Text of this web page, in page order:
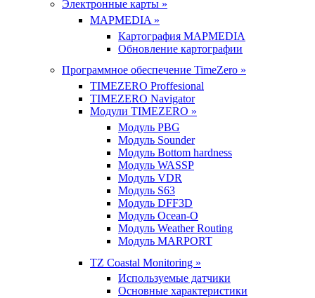
Электронные карты »
MAPMEDIA »
Картография MAPMEDIA
Обновление картографии
Программное обеспечение TimeZero »
TIMEZERO Proffesional
TIMEZERO Navigator
Модули TIMEZERO »
Модуль PBG
Модуль Sounder
Модуль Bottom hardness
Модуль WASSP
Модуль VDR
Модуль S63
Модуль DFF3D
Модуль Ocean-O
Модуль Weather Routing
Модуль MARPORT
TZ Coastal Monitoring »
Используемые датчики
Основные характеристики